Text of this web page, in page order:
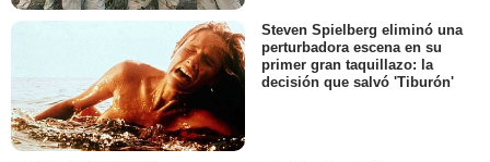
Steven Spielberg eliminó una
perturbadora escena en su
primer gran taquillazo: la
decisión que salvó 'Tiburón'